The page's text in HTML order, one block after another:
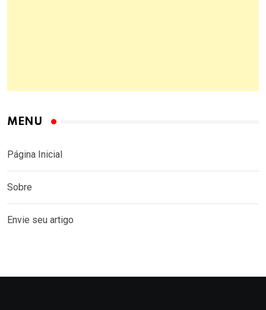
MENU
Página Inicial
Sobre
Envie seu artigo